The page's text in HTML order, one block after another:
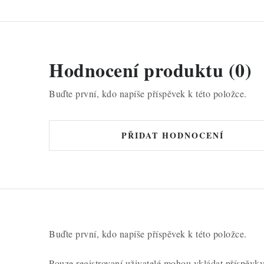
Hodnocení produktu (0)
Buďte první, kdo napíše příspěvek k této položce.
PŘIDAT HODNOCENÍ
Buďte první, kdo napíše příspěvek k této položce.